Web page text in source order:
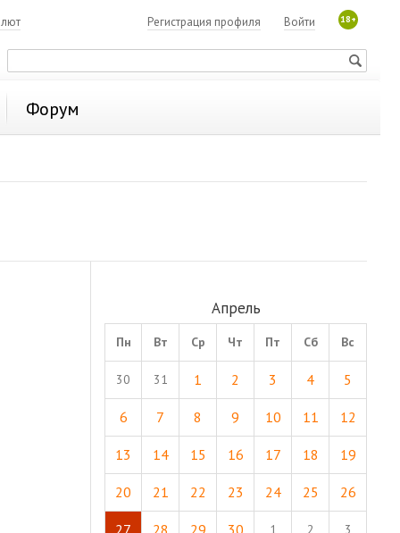
18+
Войти
Регистрация профиля
Форум
Апрель
Пн Вт Ср Чт Пт Сб Вс
30 31 1 2 3 4 5
6 7 8 9 10 11 12
13 14 15 16 17 18 19
20 21 22 23 24 25 26
27 28 29 30 1 2 3